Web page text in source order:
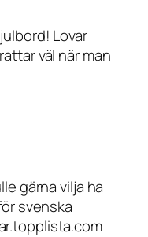
Lovar
väl när man
gärna vilja ha
svenska